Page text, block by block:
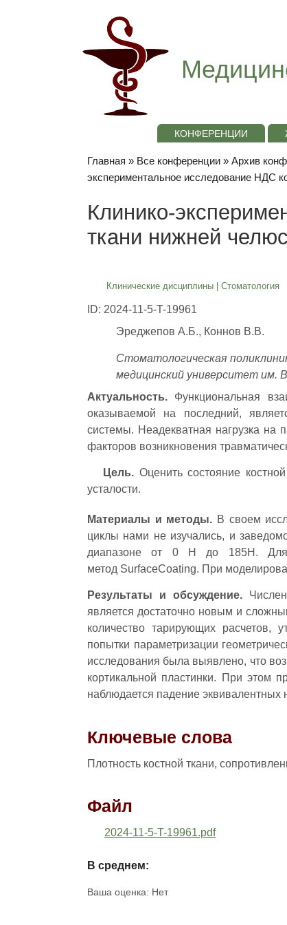
КОНФЕРЕНЦИИ
Главная » Все конференции » Архив
экспериментальное исследование НДС
Клинико-
ткани нижней
Клинические дисциплины| Стоматология
ID: 2024-11-5-T-19961
Эреджепов А.Б., Коннов В.В.
Стоматологическая
медицинский университет им.
Актуальность. Функциональная
оказываемой на последний,
системы. Неадекватная нагрузка на
факторов возникновения
Цель. Оценить состояние
усталости.
Материалы и методы. В своем
циклы нами не изучались, и
диапазоне от 0 Н до 185Н. Для
метод SurfaceCoating. При
Результаты и обсуждение.
является достаточно новым и
количество тарирующих расчетов,
попытки параметризации
исследования была выявлено, что
кортикальной пластинки. При этом
наблюдается падение
Ключевые слова
Плотность костной ткани,
Файл
2024-11-5-T-19961.pdf
В среднем:
Ваша оценка: Нет